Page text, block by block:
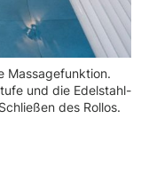
Massagefunktion.
und die Edelstahl-
des Rollos.